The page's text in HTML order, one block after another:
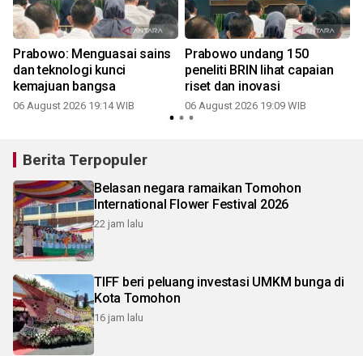
Prabowo: Menguasai sains
dan teknologi kunci
kemajuan bangsa
06 August 2026 19:14 WIB
Prabowo undang 150
peneliti BRIN lihat capaian
riset dan inovasi
06 August 2026 19:09 WIB
Berita Terpopuler
Belasan negara ramaikan Tomohon
International Flower Festival 2026
22 jam lalu
TIFF beri peluang investasi UMKM bunga di
Kota Tomohon
16 jam lalu